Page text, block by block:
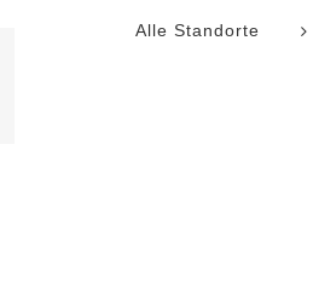
Alle Standorte